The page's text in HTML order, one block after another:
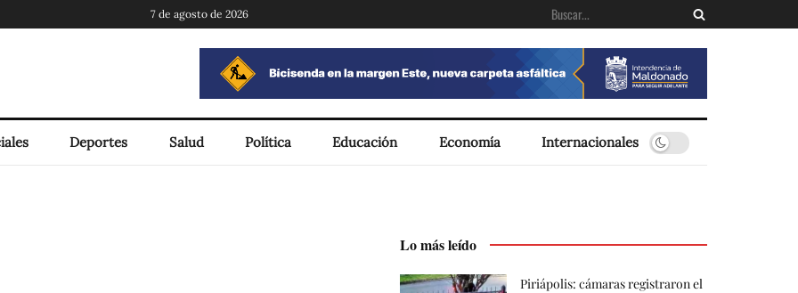
7 de agosto de 2026
Deportes Salud Política Educación Economía Internacionales
Lo más leído
Piriápolis: cámaras registraron el